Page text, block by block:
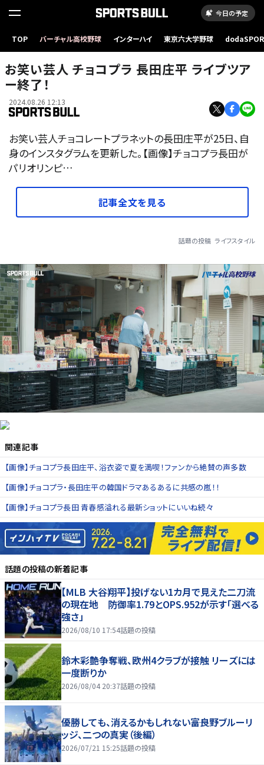
今日の予定
TOP バーチャル高校野球 インターハイ 東京六大学野球
お笑い芸人 チョコプラ 長田庄平 ライブツア
ー終了！
2024.08.26 12:13
お笑い芸人チョコレートプラネットの長田庄平が25日、自
身のインスタグラムを更新した。【画像】チョコプラ長田が
パリオリンピ…
記事全文を見る
話題の投稿 ライフスタイル
関連記事
【画像】チョコプラ長田庄平、浴衣姿で夏を満喫！ファンから絶賛の声多数
【画像】チョコプラ・長田庄平の韓国ドラマあるあるに共感の嵐！！
【画像】チョコプラ長田 青春感溢れる最新ショットにいいね続々
話題の投稿の新着記事
【MLB 大谷翔平】投げない1カ月で見えた二刀流
の現在地 防御率1.79とOPS.952が示す「選べる
強さ」
2026/08/10 17:54話題の投稿
鈴木彩艶争奪戦、欧州4クラブが接触 リーズには
一度断りか
2026/08/04 20:37話題の投稿
優勝しても、消えるかもしれない――富良野ブルーリ
ッジ、二つの真実（後編）
2026/07/21 15:25話題の投稿